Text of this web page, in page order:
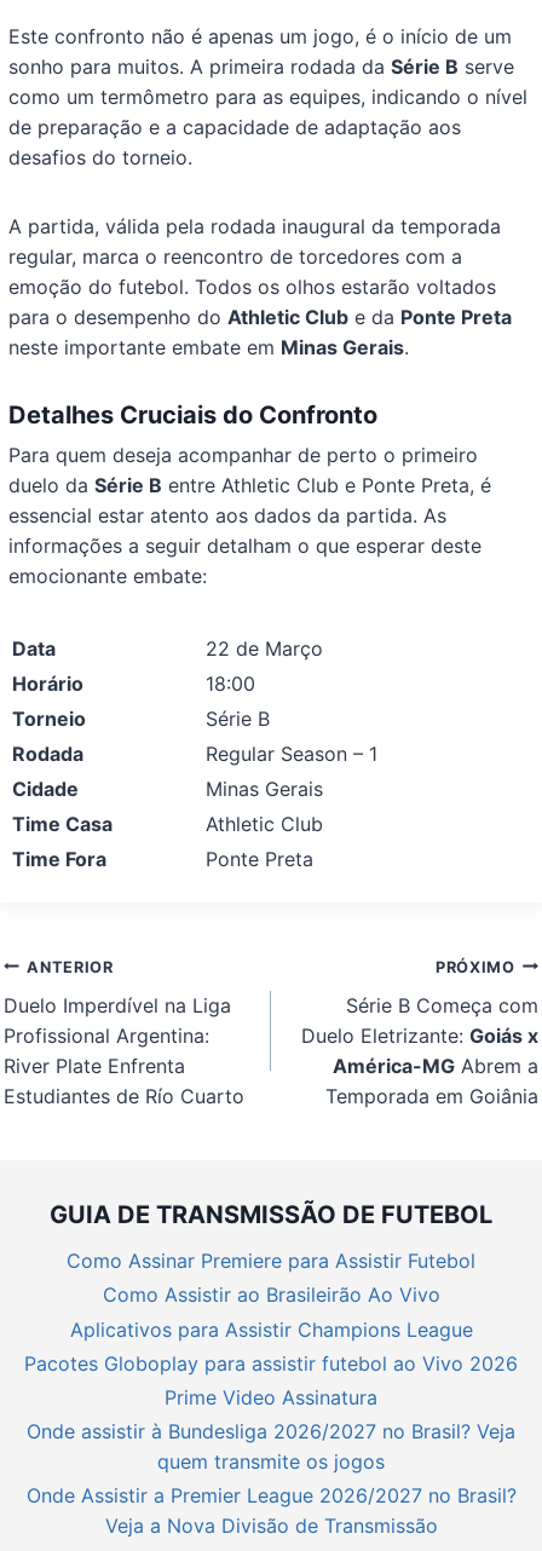
Este confronto não é apenas um jogo, é o início de um
sonho para muitos. A primeira rodada daSérie B serve
como um termômetro para as equipes, indicando o nível
de preparação e a capacidade de adaptação aos
desafios do torneio.
A partida, válida pela rodada inaugural da temporada
regular, marca o reencontro de torcedores com a
emoção do futebol. Todos os olhos estarão voltados
para o desempenho doAthletic Club e da Ponte Preta
neste importante embate em Minas Gerais.
Detalhes Cruciais do Confronto
Para quem deseja acompanhar de perto o primeiro
duelo daSérie B entre Athletic Club e Ponte Preta, é
essencial estar atento aos dados da partida. As
informações a seguir detalham o que esperar deste
emocionante embate:
Data
22 de Março
Horário
18:00
Torneio
Série B
Rodada
Regular Season – 1
Cidade
Minas Gerais
Time Casa
Athletic Club
Time Fora
Ponte Preta
Navegação
de
Post
ANTERIOR
Duelo Imperdível na Liga
Profissional Argentina:
River Plate Enfrenta
Estudiantes de Río Cuarto
PRÓXIMO
Série B Começa com
Duelo Eletrizante: Goiás x
América-MGAbrem a
Temporada em Goiânia
GUIA DE TRANSMISSÃO DE FUTEBOL
Como Assinar Premiere para Assistir Futebol
Como Assistir ao Brasileirão Ao Vivo
Aplicativos para Assistir Champions League
Pacotes Globoplay para assistir futebol ao Vivo 2026
Prime Video Assinatura
Onde assistir à Bundesliga 2026/2027 no Brasil? Veja
quem transmite os jogos
Onde Assistir a Premier League 2026/2027 no Brasil?
Veja a Nova Divisão de Transmissão